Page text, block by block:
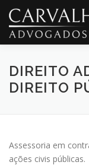
INÍCIO O
DIREITO-
DIREITO
DIREITO
Assessoria em
ações civis públicas.